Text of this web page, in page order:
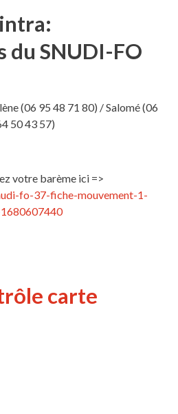
du SNUDI-FO
(06 95 48 71 80) / Salomé (06
50 43 57)
votre barème ici =>
fo-37-fiche-mouvement-1-
carte